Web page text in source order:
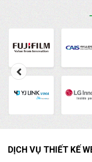
DỊCH VỤ THIẾT KẾ